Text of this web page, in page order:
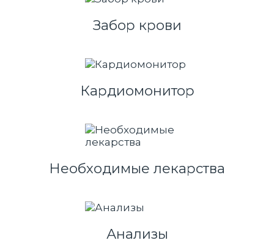
Забор крови
Кардиомонитор
Необходимые лекарства
Анализы